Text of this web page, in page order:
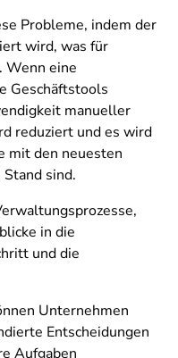
Probleme, indem der
wird, was für
Wenn eine
Geschäftstools
manueller
reduziert und es wird
mit den neuesten
sind.
in die
und die
Unternehmen
Entscheidungen
Aufgaben